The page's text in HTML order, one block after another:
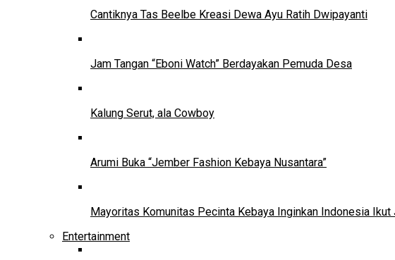
Cantiknya Tas Beelbe Kreasi Dewa Ayu Ratih Dwipayanti
Jam Tangan “Eboni Watch” Berdayakan Pemuda Desa
Kalung Serut, ala Cowboy
Arumi Buka “Jember Fashion Kebaya Nusantara”
Mayoritas Komunitas Pecinta Kebaya Inginkan Indonesia
Entertainment